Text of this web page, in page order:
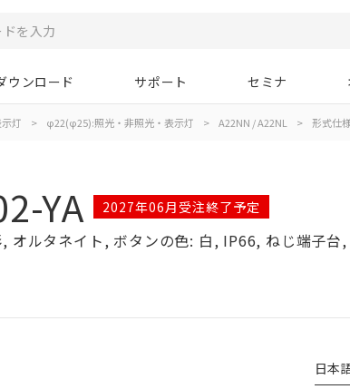
ウンロード サポート セミナ
灯 > φ22(φ25):照光・非照光・表示灯 > A22NN / A22NL > 形式仕
YA 2027年06月受注終了予定
ルタネイト, ボタンの色: 白, IP66, ねじ端子
日本